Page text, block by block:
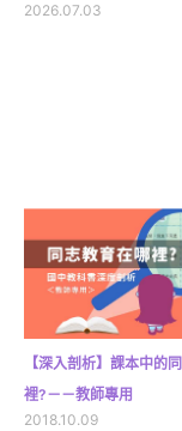
2026.07.03
【深入剖析】課本中的
裡?－－教師專用
2018.10.09